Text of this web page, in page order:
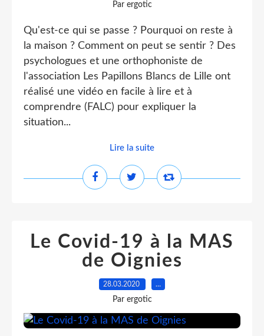
Par ergotic
Qu'est-ce qui se passe ? Pourquoi on reste à
la maison ? Comment on peut se sentir ? Des
psychologues et une orthophoniste de
l'association Les Papillons Blancs de Lille ont
réalisé une vidéo en facile à lire et à
comprendre (FALC) pour expliquer la
situation...
Lire la suite
Le Covid-19 à la MAS
de Oignies
28.03.2020 …
Par ergotic